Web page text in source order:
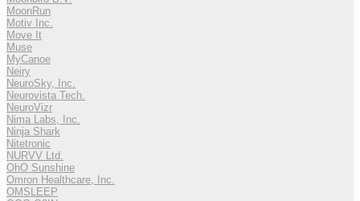
MoonRun
Motiv Inc.
Move It
Muse
MyCanoe
Neiry
NeuroSky, Inc.
Neurovista Tech.
NeuroVizr
Nima Labs, Inc.
Ninja Shark
Nitetronic
NURVV Ltd.
OhO Sunshine
Omron Healthcare, Inc.
OMSLEEP